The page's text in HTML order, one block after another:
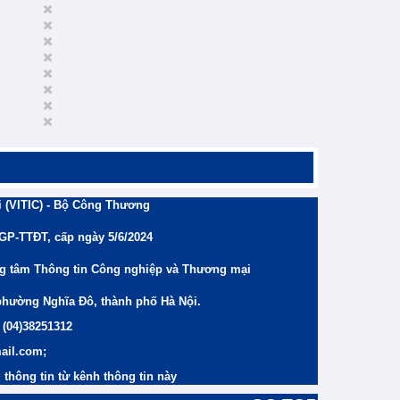
- Bộ Công Thương
TTĐT, cấp ngày 5/6/2024
tâm Thông tin Công nghiệp và Thương mại
Nghĩa Đô, thành phố Hà Nội.
tin từ kênh thông tin này